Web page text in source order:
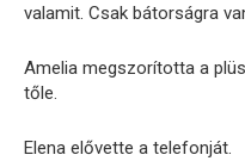
valamit. Csak bátorságra
Amelia megszorította a
tőle.
Elena elővette a telefonját.